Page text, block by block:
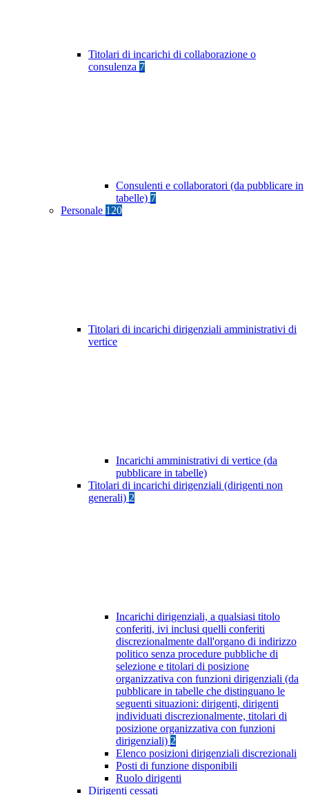
Titolari di incarichi di collaborazione o
consulenza 7
Consulenti e collaboratori (da pubblicare in
tabelle) 7
Personale 120
Titolari di incarichi dirigenziali amministrativi di
vertice
Incarichi amministrativi di vertice (da
pubblicare in tabelle)
Titolari di incarichi dirigenziali (dirigenti non
generali) 2
Incarichi dirigenziali, a qualsiasi titolo
conferiti, ivi inclusi quelli conferiti
discrezionalmente dall'organo di indirizzo
politico senza procedure pubbliche di
selezione e titolari di posizione
organizzativa con funzioni dirigenziali (da
pubblicare in tabelle che distinguano le
seguenti situazioni: dirigenti, dirigenti
individuati discrezionalmente, titolari di
posizione organizzativa con funzioni
dirigenziali) 2
Elenco posizioni dirigenziali discrezionali
Posti di funzione disponibili
Ruolo dirigenti
Dirigenti cessati